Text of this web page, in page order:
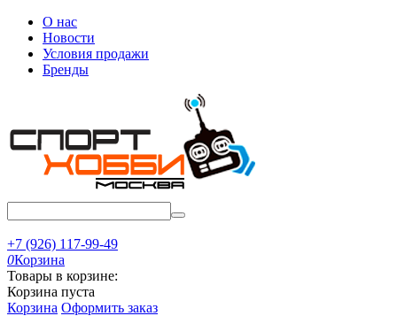
О нас
Новости
Условия продажи
Бренды
+7 (926) 117-99-49
0Корзина
Товары в корзине:
Корзина пуста
Корзина Оформить заказ